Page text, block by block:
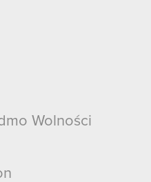
Wolności